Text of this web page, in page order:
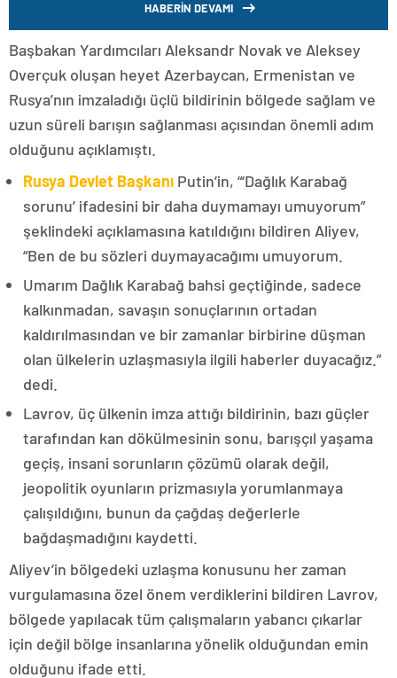
HABERİN DEVAMI
Başbakan Yardımcıları Aleksandr Novak ve Aleksey
Overçuk oluşan heyet Azerbaycan, Ermenistan ve
Rusya’nın imzaladığı üçlü bildirinin bölgede sağlam ve
uzun süreli barışın sağlanması açısından önemli adım
olduğunu açıklamıştı.
Rusya Devlet Başkanı Putin’in, “‘Dağlık Karabağ
sorunu’ ifadesini bir daha duymamayı umuyorum”
şeklindeki açıklamasına katıldığını bildiren Aliyev,
“Ben de bu sözleri duymayacağımı umuyorum.
Umarım Dağlık Karabağ bahsi geçtiğinde, sadece
kalkınmadan, savaşın sonuçlarının ortadan
kaldırılmasından ve bir zamanlar birbirine düşman
olan ülkelerin uzlaşmasıyla ilgili haberler duyacağız.”
dedi.
Lavrov, üç ülkenin imza attığı bildirinin, bazı güçler
tarafından kan dökülmesinin sonu, barışçıl yaşama
geçiş, insani sorunların çözümü olarak değil,
jeopolitik oyunların prizmasıyla yorumlanmaya
çalışıldığını, bunun da çağdaş değerlerle
bağdaşmadığını kaydetti.
Aliyev’in bölgedeki uzlaşma konusunu her zaman
vurgulamasına özel önem verdiklerini bildiren Lavrov,
bölgede yapılacak tüm çalışmaların yabancı çıkarlar
için değil bölge insanlarına yönelik olduğundan emin
olduğunu ifade etti.